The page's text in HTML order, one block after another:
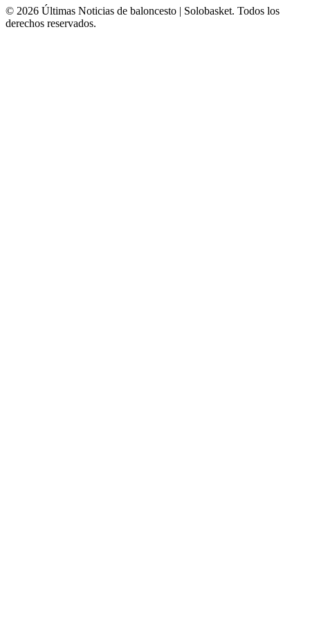
© 2026 Últimas Noticias de baloncesto | Solobasket. Todos los
derechos reservados.